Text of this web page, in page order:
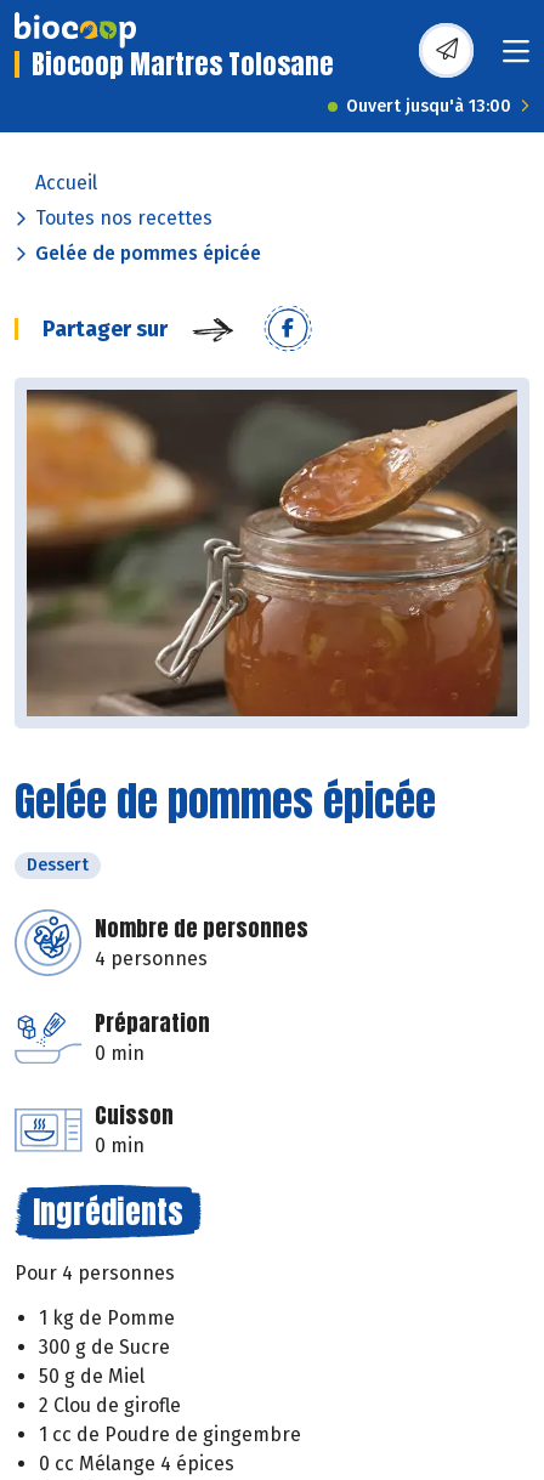
Biocoop Martres Tolosane
Ouvert jusqu'à 13:00
Accueil
Toutes nos recettes
Gelée de pommes épicée
Partager sur
Gelée de pommes épicée
Dessert
Nombre de personnes
4 personnes
Préparation
0 min
Cuisson
0 min
Ingrédients
Pour 4 personnes
1 kg de Pomme
300 g de Sucre
50 g de Miel
2 Clou de girofle
1 cc de Poudre de gingembre
0 cc Mélange 4 épices